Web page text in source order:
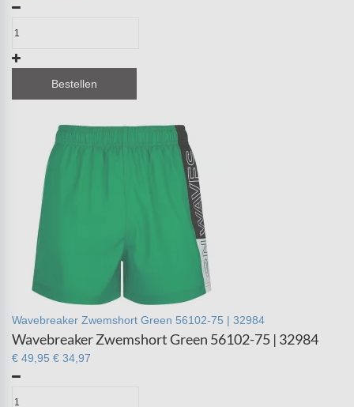
Bestellen
Wavebreaker Zwemshort Green 56102-75 | 32984
Wavebreaker Zwemshort Green 56102-75 | 32984
€ 49,95 € 34,97